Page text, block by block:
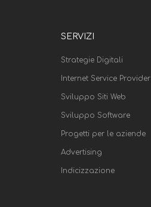
SERVIZI
Strategie Digitali
Internet Service Provider
Sviluppo Siti Web
Sviluppo Software
Progetti per le aziende
Advertising
Indicizzazione